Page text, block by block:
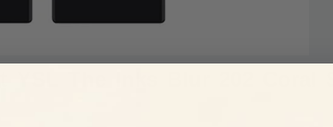
The Inks Blur 202 Coral